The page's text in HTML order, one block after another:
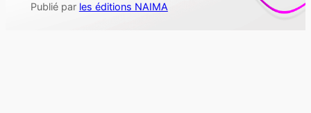
h
Publié par les éditions NAIMA